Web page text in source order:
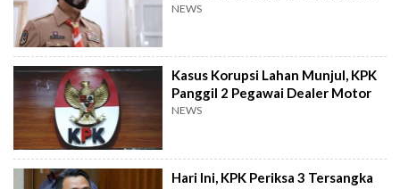
NEWS
Kasus Korupsi Lahan Munjul, KPK
Panggil 2 Pegawai Dealer Motor
NEWS
Hari Ini, KPK Periksa 3 Tersangka